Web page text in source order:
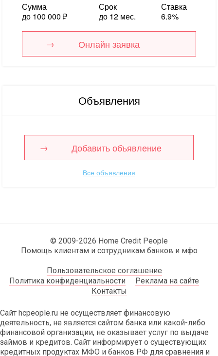
Сумма
до 100 000 ₽
Срок
до 12 мес.
Ставка
6.9%
Онлайн заявка
Объявления
Добавить объявление
Все объявления
© 2009-2026 Home Credit People
Помощь клиентам и сотрудникам банков и мфо
Пользовательское соглашение
Политика конфиденциальности
Реклама на сайте
Контакты
Сайт hcpeople.ru не осуществляет финансовую
деятельность, не является сайтом банка или какой-либо
финансовой организации, не оказывает услуг по выдаче
займов и кредитов. Сайт информирует о существующих
кредитных продуктах МФО и банков РФ для сравнения и